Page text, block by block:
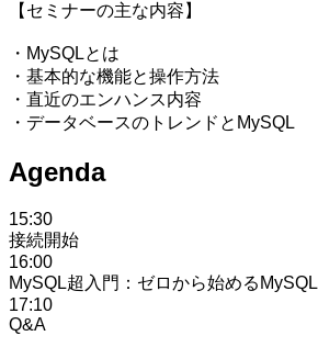
【セミナーの主な内容】
・MySQLとは
・基本的な機能と操作方法
・直近のエンハンス内容
・データベースのトレンドとMySQL
Agenda
15:30
接続開始
16:00
MySQL超入門：ゼロから始めるMySQL
17:10
Q&A